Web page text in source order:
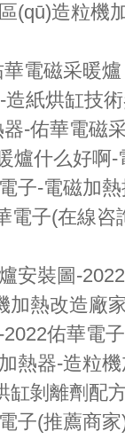
(qū)造粒機
電磁采暖爐
紙烘缸技
-佑華電磁
爐什么好啊-
子-電磁加
電子(在線咨
安裝圖-
加熱改造廠
佑華電子
熱器-造粒
缸剝離劑配
子(推薦商家